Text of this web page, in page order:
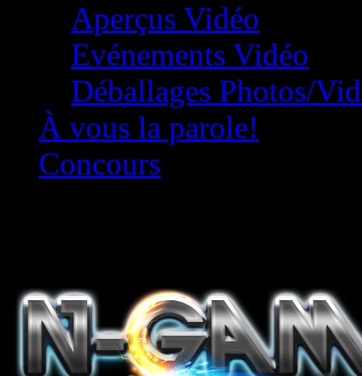
Aperçus Vidéo
Evénements Vidéo
Déballages Photos/
À vous la parole!
Concours